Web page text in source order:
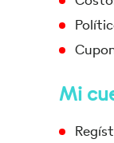
Mi